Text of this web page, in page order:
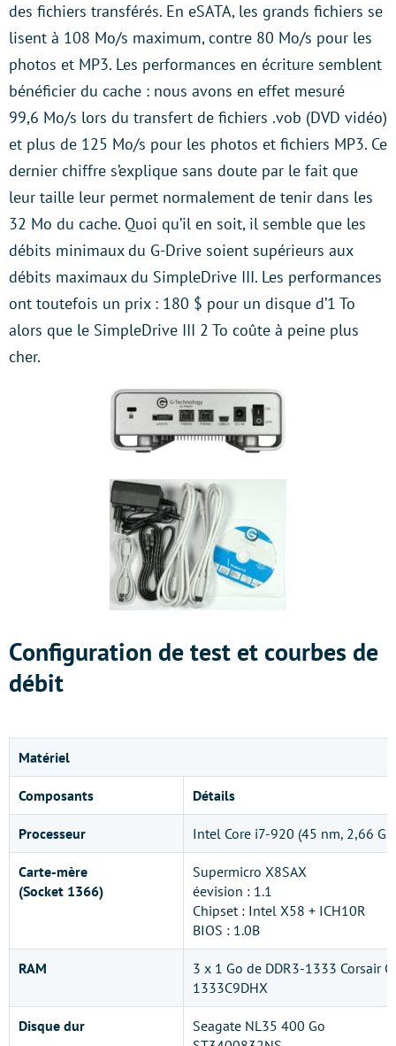
des fichiers transférés. En eSATA, les grands fichiers se
lisent à 108 Mo/s maximum, contre 80 Mo/s pour les
photos et MP3. Les performances en écriture semblent
bénéficier du cache : nous avons en effet mesuré
99,6 Mo/s lors du transfert de fichiers .vob (DVD vidéo)
et plus de 125 Mo/s pour les photos et fichiers MP3. Ce
dernier chiffre s’explique sans doute par le fait que
leur taille leur permet normalement de tenir dans les
32 Mo du cache. Quoi qu’il en soit, il semble que les
débits minimaux du G-Drive soient supérieurs aux
débits maximaux du SimpleDrive III. Les performances
ont toutefois un prix : 180 $ pour un disque d’1 To
alors que le SimpleDrive III 2 To coûte à peine plus
cher.
Configuration de test et courbes de
débit
Matériel
Composants Détails
Processeur Intel Core i7-920 (45 nm, 2,66
Carte-mère
(Socket 1366)
Supermicro X8SAX
éevision : 1.1
Chipset : Intel X58 + ICH10R
BIOS : 1.0B
RAM
3 x 1 Go de DDR3-1333 Corsair
1333C9DHX
Disque dur
Seagate NL35 400 Go